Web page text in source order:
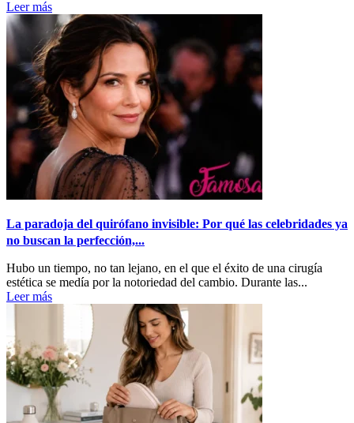
Leer más
La paradoja del quirófano invisible: Por qué las celebridades ya
no buscan la perfección,...
Hubo un tiempo, no tan lejano, en el que el éxito de una cirugía
estética se medía por la notoriedad del cambio. Durante las...
Leer más